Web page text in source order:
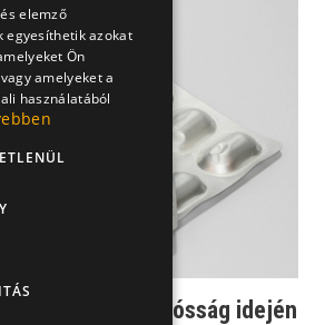
kezelés várandósság idején
elemző
egyesíthetik azokat
Ön
amelyeket a
használatából